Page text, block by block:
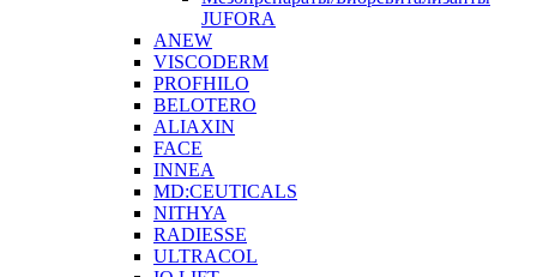
JUFORA
ANEW
VISCODERM
PROFHILO
BELOTERO
ALIAXIN
FACE
INNEA
MD:CEUTICALS
NITHYA
RADIESSE
ULTRACOL